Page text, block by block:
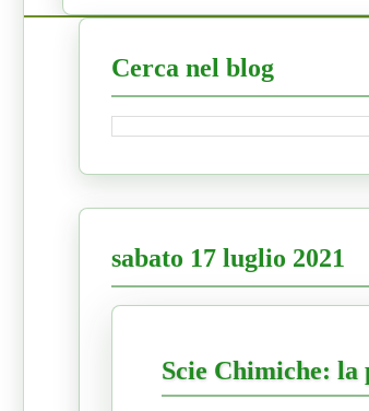
Cerca nel blog
sabato 17 luglio 2021
Scie Chimiche: la